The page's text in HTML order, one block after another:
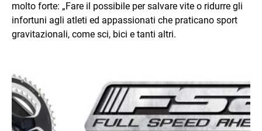
molto forte: „Fare il possibile per salvare vite o ridurre gli
infortuni agli atleti ed appassionati che praticano sport
gravitazionali, come sci, bici e tanti altri.